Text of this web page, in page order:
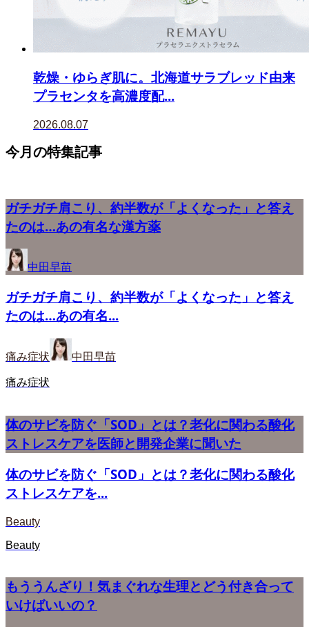
乾燥・ゆらぎ肌に。北海道サラブレッド由来
プラセンタを高濃度配...
2026.08.07
今月の特集記事
ガチガチ肩こり、約半数が「よくなった」と答え
たのは…あの有名な漢方薬
中田早苗
ガチガチ肩こり、約半数が「よくなった」と答え
たのは…あの有名...
痛み症状 中田早苗
痛み症状
体のサビを防ぐ「SOD」とは？老化に関わる酸化
ストレスケアを医師と開発企業に聞いた
体のサビを防ぐ「SOD」とは？老化に関わる酸化
ストレスケアを...
Beauty
Beauty
もううんざり！気まぐれな生理とどう付き合って
いけばいいの？